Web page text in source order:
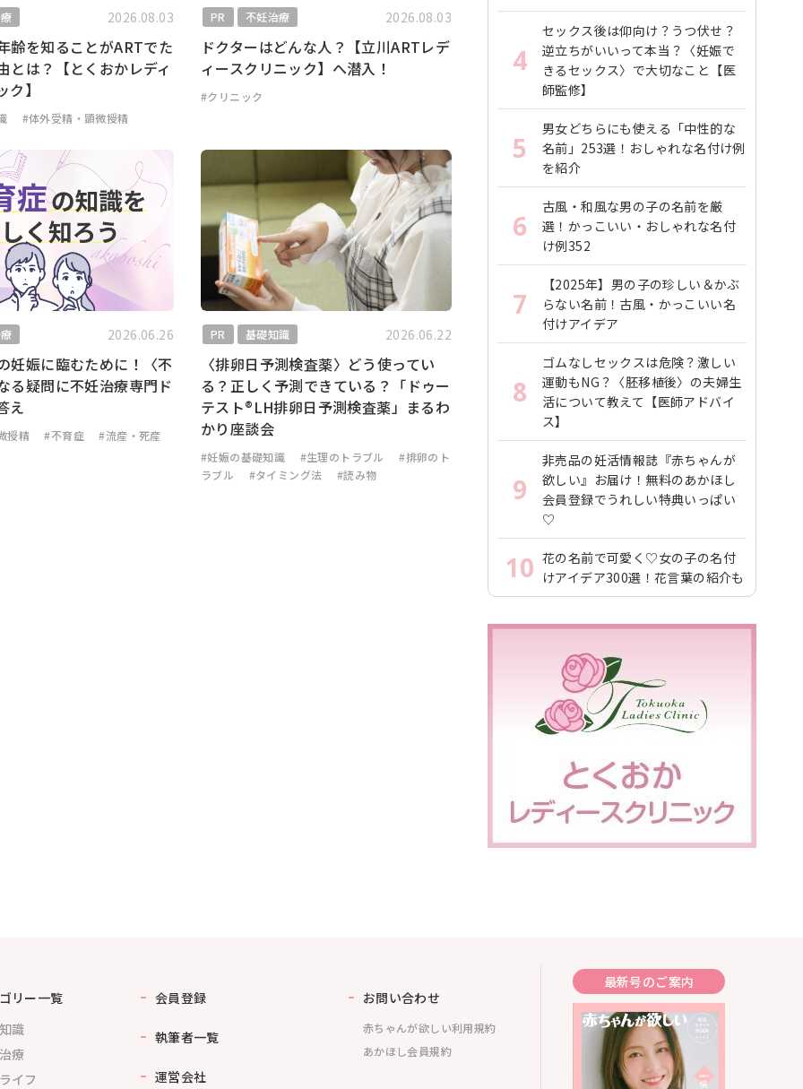
2026.08.03
齢を知ることがARTでた
とは？【とくおかレディ
】
#体外受精・顕微授精
PR 不妊治療 2026.08.03
ドクターはどんな人？【立川ARTレデ
ィースクリニック】へ潜入！
#クリニック
2026.06.26
妊娠に臨むために！〈不
る疑問に不妊治療専門ド
え
授精 #不育症 #流産・死産
PR 基礎知識 2026.06.22
〈排卵日予測検査薬〉どう使ってい
る？正しく予測できている？「ドゥー
テスト®LH排卵日予測検査薬」まるわ
かり座談会
#妊娠の基礎知識 #生理のトラブル
#排卵のト
ラブル
#タイミング法 #読み物
4
セックス後は仰向け？うつ伏せ？
逆立ちがいいって本当？〈妊娠で
きるセックス〉で大切なこと【医
師監修】
5
男女どちらにも使える「中性的な
名前」253選！おしゃれな名付け例
を紹介
6
古風・和風な男の子の名前を厳
選！かっこいい・おしゃれな名付
け例352
7
【2025年】男の子の珍しい＆かぶ
らない名前！古風・かっこいい名
付けアイデア
8
ゴムなしセックスは危険？激しい
運動もNG？〈胚移植後〉の夫婦生
活について教えて【医師アドバイ
ス】
9
非売品の妊活情報誌『赤ちゃんが
欲しい』お届け！無料のあかほし
会員登録でうれしい特典いっぱい
♡
10 花の名前で可愛く♡女の子の名付
けアイデア300選！花言葉の紹介も
リー一覧
識
療
イフ
会員登録
執筆者一覧
運営会社
お問い合わせ
赤ちゃんが欲しい利用規約
あかほし会員規約
最新号のご案内